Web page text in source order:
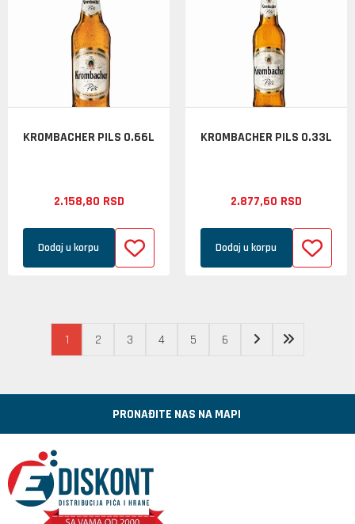
KROMBACHER PILS 0.66L
2.158,80 RSD
Dodaj u korpu
KROMBACHER PILS 0.33L
2.877,60 RSD
Dodaj u korpu
1 2 3 4 5 6
PRONAĐITE NAS NA MAPI